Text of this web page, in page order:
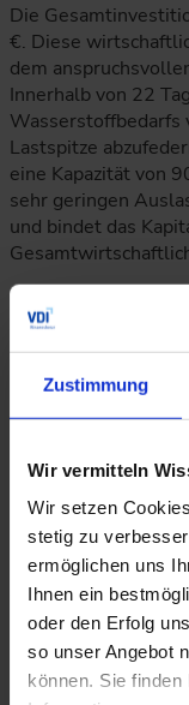
Zustimmung
Wir vermitteln
Wir setzen
stetig zu
ermöglichen uns
Ihnen ein
oder den Erfolg
so unser Angebot
können. Sie finden
Die
€. Diese
dem
Innerhalb von 22
Wasserstoffbedarfs
Lastspitze
eine Kapazität von
sehr geringen
und bindet das
In Variante 2 wird
Stromversorgung
gleichzeitiger
muss temporär
Puffer zur
in Summe die
Investitionskosten
Zwar werden
hohe
Auslegung
im Winter zu
In Variante 3 wird